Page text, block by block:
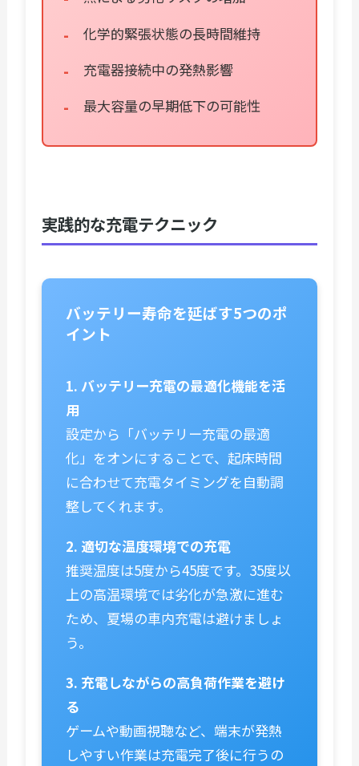
化学的緊張状態の長時間維持
充電器接続中の発熱影響
最大容量の早期低下の可能性
実践的な充電テクニック
バッテリー寿命を延ばす5つのポ
イント
1. バッテリー充電の最適化機能を活
用
設定から「バッテリー充電の最適
化」をオンにすることで、起床時間
に合わせて充電タイミングを自動調
整してくれます。
2. 適切な温度環境での充電
推奨温度は5度から45度です。35度以
上の高温環境では劣化が急激に進む
ため、夏場の車内充電は避けましょ
う。
3. 充電しながらの高負荷作業を避け
る
ゲームや動画視聴など、端末が発熱
しやすい作業は充電完了後に行うの